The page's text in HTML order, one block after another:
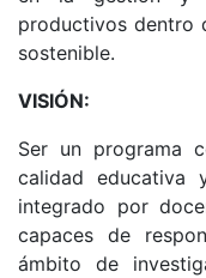
productivos dentro
sostenible.
VISIÓN:
Ser un programa
calidad educativa
integrado por
capaces de
ámbito de